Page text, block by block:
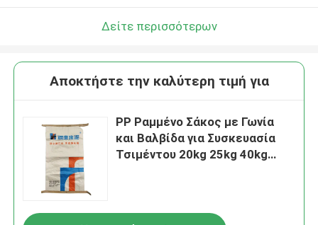
Δείτε περισσότερων
Αποκτήστε την καλύτερη τιμή για
PP Ραμμένο Σάκος με Γωνία
και Βαλβίδα για Συσκευασία
Τσιμέντου 20kg 25kg 40kg